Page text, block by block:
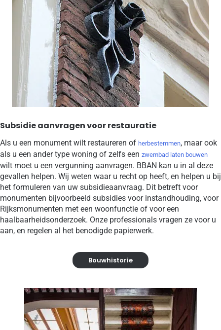
Subsidie aanvragen voor restauratie
Als u een monument wilt restaureren of herbestemmen, maar ook
als u een ander type woning of zelfs een zwembad laten bouwen
wilt moet u een vergunning aanvragen. BBAN kan u in al deze
gevallen helpen. Wij weten waar u recht op heeft, en helpen u bij
het formuleren van uw subsidieaanvraag. Dit betreft voor
monumenten bijvoorbeeld subsidies voor instandhouding, voor
Rijksmonumenten met een woonfunctie of voor een
haalbaarheidsonderzoek. Onze professionals vragen ze voor u
aan, en regelen al het benodigde papierwerk.
Bouwhistorie